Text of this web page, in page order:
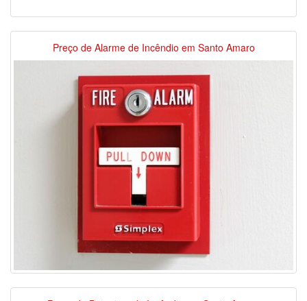
Preço de Alarme de Incêndio em Santo Amaro